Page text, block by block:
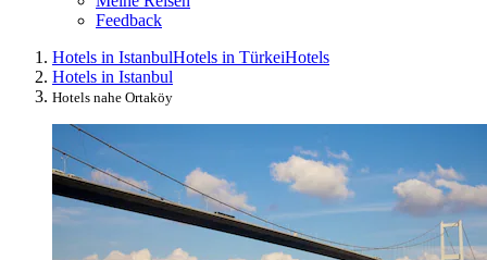
Feedback
Hotels in IstanbulHotels in TürkeiHotels
Hotels in Istanbul
Hotels nahe Ortaköy